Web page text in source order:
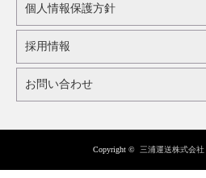
個人情報保護方針
採用情報
お問い合わせ
Copyright © 三浦運送株式会社